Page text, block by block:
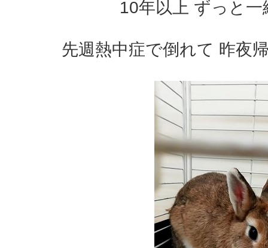
10年以上 ずっと
先週熱中症で倒れて 昨夜